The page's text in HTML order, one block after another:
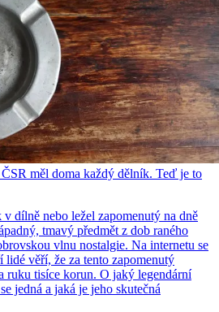
měl doma každý dělník. Teď je to
dílně nebo ležel zapomenutý na dně
tmavý předmět z dob raného
vlnu nostalgie. Na internetu se
lidé věří, že za tento zapomenutý
ruku tisíce korun. O jaký legendární
jedná a jaká je jeho skutečná